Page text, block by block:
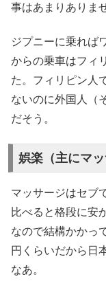
事はあまりありま
ジプニーに乗れば
からの乗車はフィ
た。フィリピン人
ないのに外国人（
だそう。
娯楽（主にマッ
マッサージはセブ
比べると格段に安
なので結構かかっ
円くらいだから日
なあ。